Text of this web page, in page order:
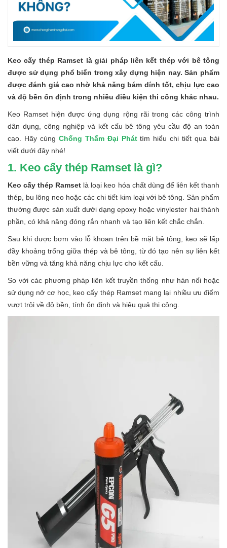
Keo cấy thép Ramset là giải pháp liên kết thép với bê tông
được sử dụng phổ biến trong xây dựng hiện nay. Sản phẩm
được đánh giá cao nhờ khả năng bám dính tốt, chịu lực cao
và độ bền ổn định trong nhiều điều kiện thi công khác nhau.
Keo Ramset hiện được ứng dụng rộng rãi trong các công trình
dân dụng, công nghiệp và kết cấu bê tông yêu cầu độ an toàn
cao. Hãy cùng Chống Thấm Đại Pháttìm hiểu chi tiết qua bài
viết dưới đây nhé!
1. Keo cấy thép Ramset là gì?
Keo cấy thép Ramset là loại keo hóa chất dùng để liên kết thanh
thép, bu lông neo hoặc các chi tiết kim loại với bê tông. Sản phẩm
thường được sản xuất dưới dạng epoxy hoặc vinylester hai thành
phần, có khả năng đóng rắn nhanh và tạo liên kết chắc chắn.
Sau khi được bơm vào lỗ khoan trên bề mặt bê tông, keo sẽ lấp
đầy khoảng trống giữa thép và bê tông, từ đó tạo nên sự liên kết
bền vững và tăng khả năng chịu lực cho kết cấu.
So với các phương pháp liên kết truyền thống như hàn nối hoặc
sử dụng nở cơ học, keo cấy thép Ramset mang lại nhiều ưu điểm
vượt trội về độ bền, tính ổn định và hiệu quả thi công.